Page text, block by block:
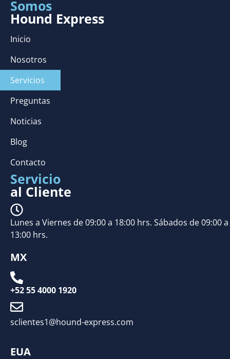
Somos
Hound Express
Inicio
Nosotros
Servicios
Preguntas
Noticias
Blog
Contacto
Servicio
al Cliente
Lunes a Viernes de 09:00 a 18:00 hrs. Sábados de 09:00 a
13:00 hrs.
MX
+52 55 4000 1920
sclientes1@hound-express.com
EUA